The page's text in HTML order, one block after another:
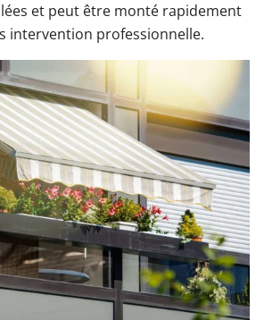
et peut être monté rapidement
intervention professionnelle.